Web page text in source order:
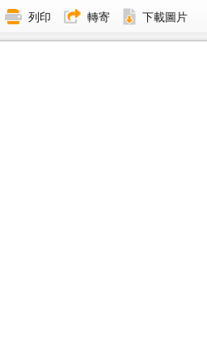
列印 轉寄 下載圖片